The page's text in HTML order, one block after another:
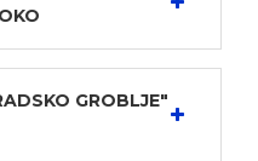
GROBLJE"